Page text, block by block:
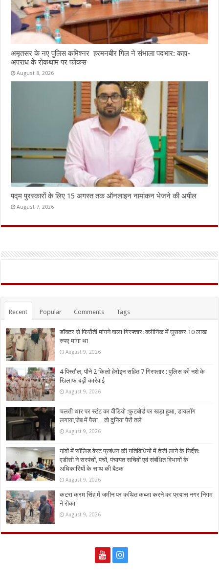
अमृतसर के नए पुलिस कमिश्नर हरमनबीर गिल ने संभाला पदभार: कहा-
अपराध के रोकथाम पर फोकस
August 8, 2026
पद्म पुरस्कारों के लिए 15 अगस्त तक ऑनलाइन नामांकन भेजने की अपील
August 7, 2026
Recent Popular Comments Tags
डॉक्टर से फिरौती मांगने वाला गिरफ्तार: क्लीनिक में घुसकर 10 लाख
रुपए मांगा था
August 9, 2026
4 पिस्तौल, पौने 2 किलो हेरोइन सहित 7 गिरफ्तार : पुलिस की नशे के
खिलाफ बड़ी कार्रवाई
August 9, 2026
चलती थार पर स्टंट का वीडियो :फुटबोर्ड पर खड़ा हुआ, डायलॉग
लगाया,जेब में पैसा…तो दुनिया पैरों तले
August 9, 2026
गांवों में सॉलिड वेस्ट प्रबंधन की गतिविधियों में तेजी लाने के निर्देश:
एडीसी ने सरपंचों, पंचों, पंचायत सचिवों एवं संबंधित विभागों के
अधिकारियों के साथ की बैठक
August 9, 2026
कटरा करम सिंह में जमीन पर कथित कब्जा करने का प्रयास नगर निगम
ने रोका
August 9, 2026